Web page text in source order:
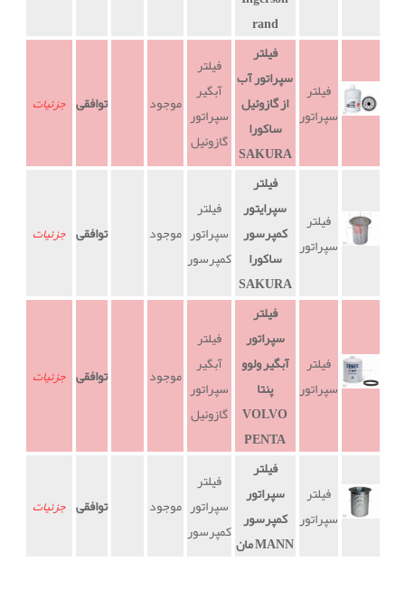
rand
جزئیات توافقی موجود
فیلتر
آبگیر
سپراتور
گازوئیل
فیلتر
سپراتور آب
از گازوئیل
ساکورا
SAKURA
فیلتر
سپراتور
جزئیات توافقی موجود
فیلتر
سپراتور
کمپرسور
فیلتر
سپرایتور
کمپرسور
ساکورا
SAKURA
فیلتر
سپراتور
جزئیات توافقی موجود
فیلتر
آبگیر
سپراتور
گازوئیل
فیلتر
سپراتور
آبگیر ولوو
پنتا
VOLVO
PENTA
فیلتر
سپراتور
جزئیات توافقی موجود
فیلتر
سپراتور
کمپرسور
فیلتر
سپراتور
کمپرسور
مان MANN
فیلتر
سپراتور